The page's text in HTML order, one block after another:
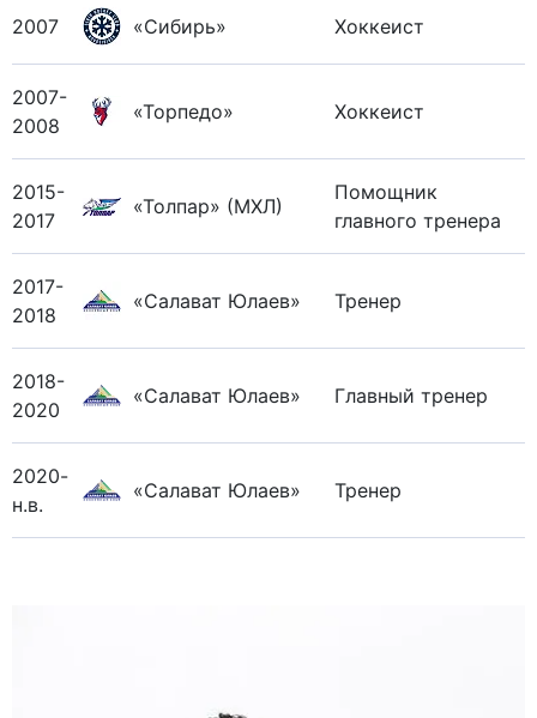
2007 «Сибирь» Хоккеист
2007-
2008
«Торпедо» Хоккеист
2015-
2017
«Толпар» (МХЛ)
Помощник
главного тренера
2017-
2018
«Салават Юлаев» Тренер
2018-
2020
«Салават Юлаев» Главный тренер
2020-
н.в.
«Салават Юлаев» Тренер